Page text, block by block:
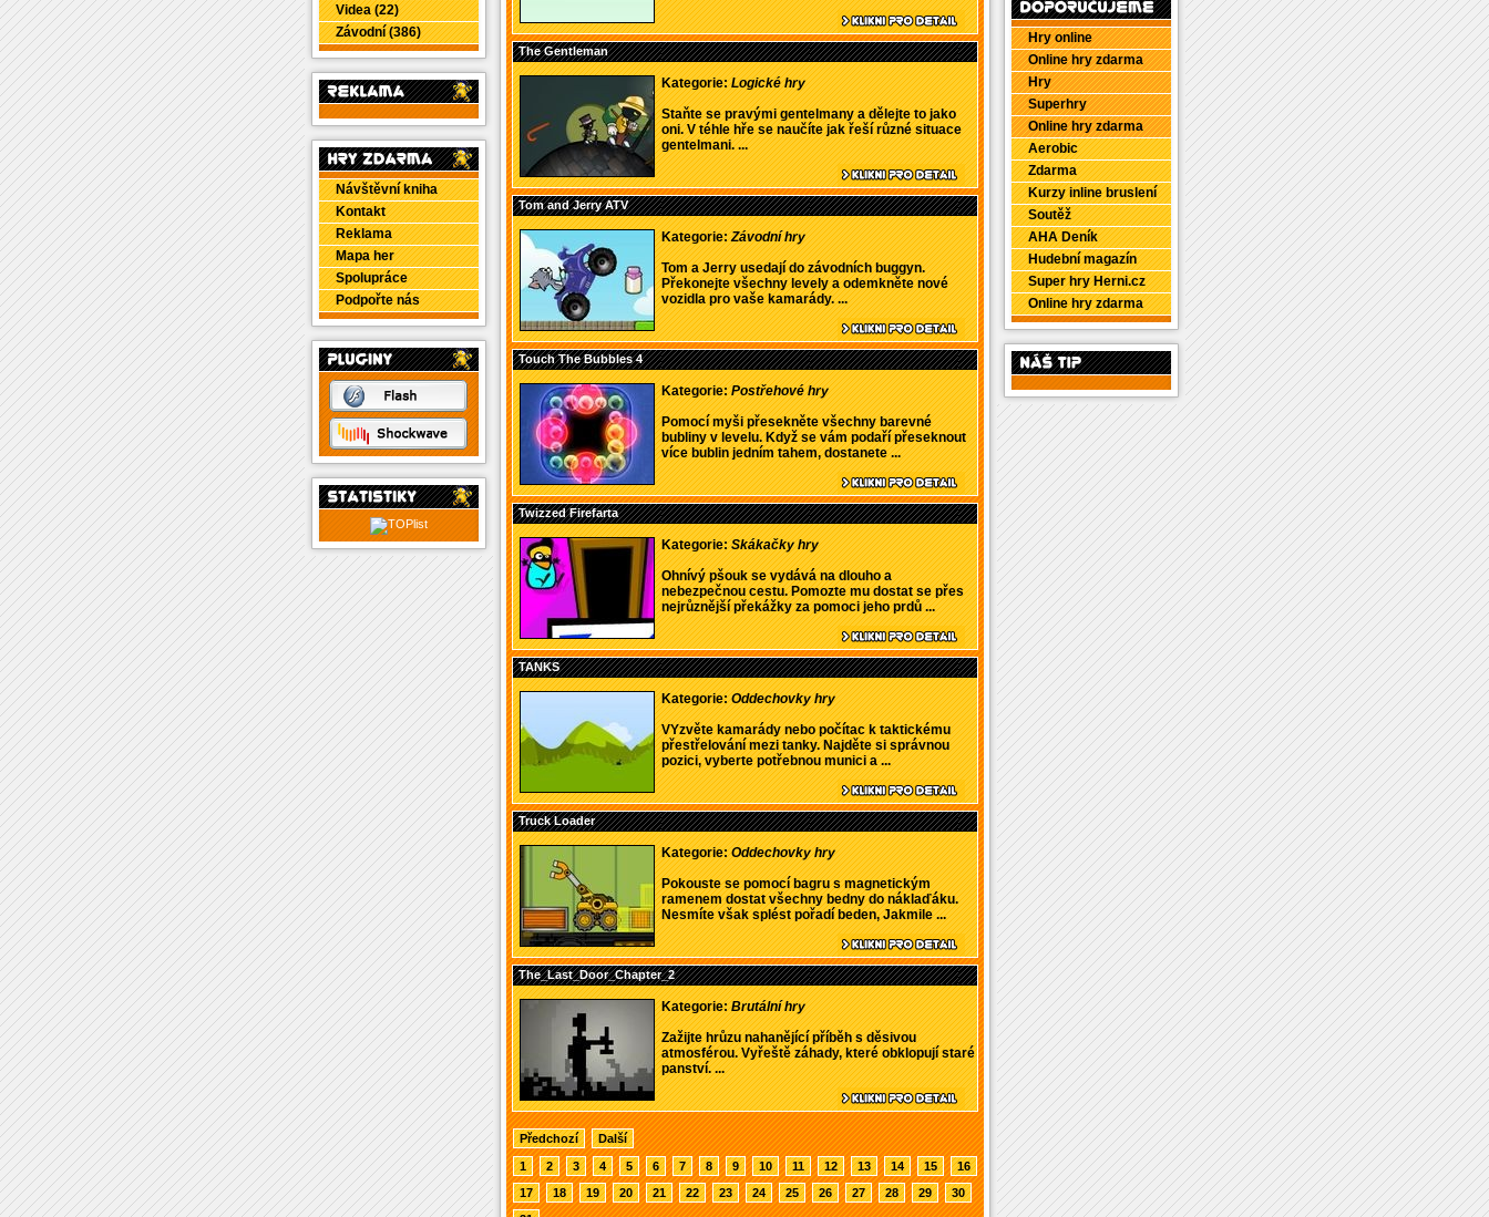
Videa (22)
Závodní (386)
Návštěvní kniha
Kontakt
Reklama
Mapa her
Spolupráce
Podpořte nás
The Gentleman
Kategorie:Logické hry
Staňte se pravými gentelmany a dělejte to jako
oni. V téhle hře se naučíte jak řeší různé situace
gentelmani. ...
Tom and Jerry ATV
Kategorie:Závodní hry
Tom a Jerry usedají do závodních buggyn.
Překonejte všechny levely a odemkněte nové
vozidla pro vaše kamarády. ...
Touch The Bubbles 4
Kategorie:Postřehové hry
Pomocí myši přesekněte všechny barevné
bubliny v levelu. Když se vám podaří přeseknout
více bublin jedním tahem, dostanete ...
Twizzed Firefarta
Kategorie:Skákačky hry
Ohnívý pšouk se vydává na dlouho a
nebezpečnou cestu. Pomozte mu dostat se přes
nejrůznější překážky za pomoci jeho prdů ...
TANKS
Kategorie:Oddechovky hry
VYzvěte kamarády nebo počítac k taktickému
přestřelování mezi tanky. Najděte si správnou
pozici, vyberte potřebnou munici a ...
Truck Loader
Kategorie:Oddechovky hry
Pokouste se pomocí bagru s magnetickým
ramenem dostat všechny bedny do náklaďáku.
Nesmíte však splést pořadí beden, Jakmile ...
The_Last_Door_Chapter_2
Kategorie:Brutální hry
Zažijte hrůzu nahanějící příběh s děsivou
atmosférou. Vyřeště záhady, které obklopují staré
panství. ...
Předchozí Další
1 2 3 4 5 6 7 8 9 10 11 12 13 14 15
16
17
18 19 20 21 22 23 24 25 26 27 28 29
30
Hry online
Online hry zdarma
Hry
Superhry
Online hry zdarma
Aerobic
Zdarma
Kurzy inline bruslení
Soutěž
AHA Deník
Hudební magazín
Super hry Herni.cz
Online hry zdarma